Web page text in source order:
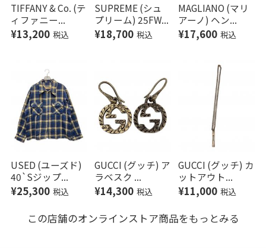
TIFFANY & Co. (テ
ィファニー...
¥13,200 税込
SUPREME (シュ
プリーム) 25FW...
¥18,700 税込
MAGLIANO (マリ
アーノ) ヘン...
¥17,600 税込
USED (ユーズド)
40`Sジップ...
¥25,300 税込
GUCCI (グッチ) ア
ラベスク ...
¥14,300 税込
GUCCI (グッチ) カ
ットアウト...
¥11,000 税込
この店舗のオンラインストア商品をもっとみる